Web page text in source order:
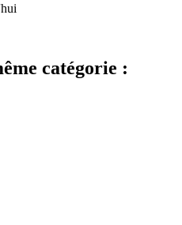
catégorie :